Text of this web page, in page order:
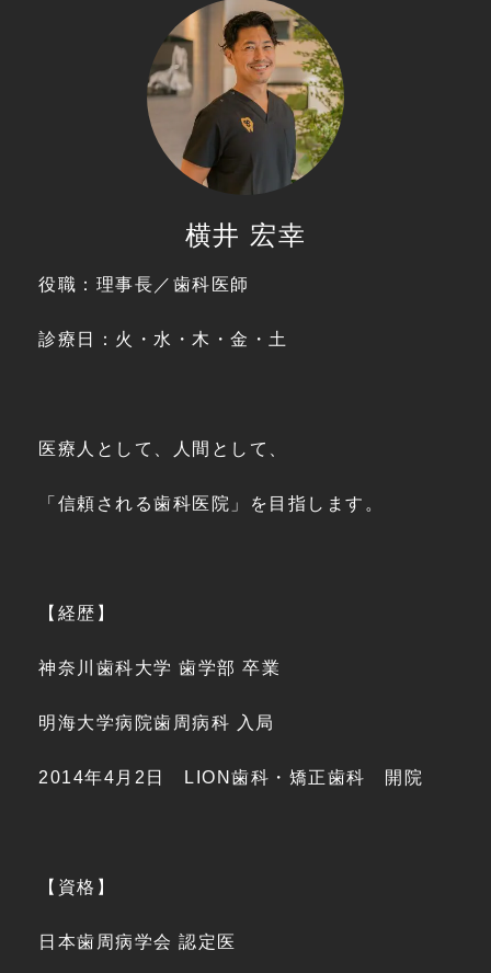
横井 宏幸
役職：理事長／歯科医師
診療日：火・水・木・金・土
医療人として、人間として、
「信頼される歯科医院」を目指します。
【経歴】
神奈川歯科大学 歯学部 卒業
明海大学病院歯周病科 入局
2014年4月2日 LION歯科・矯正歯科 開院
【資格】
日本歯周病学会 認定医